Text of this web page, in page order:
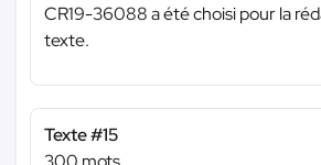
CR19-36088 a été choisi pour la
texte.
Texte #15